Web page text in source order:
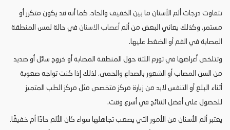
تتفاوت درجات ألم الأسنان ما بين الخفيف والحاد، كما أنه قد يكون متكرر أو
مستمر. وكذلك يعاني البعض من ألم أعصاب الاسنان في حالة لمس المنطقة
المصابة في الفم أو الضغط عليها.
وتتلخص أعراضها في تورم اللثة حول المنطقة المصابة أو خروج سائل أو صديد
من السن المصاب أو الشعور بالصداع والحمى. لذلك إذا كنت تواجه صعوبة
أثناء البلع أو التنفس لابد من زيارة مركز متخصص مثل مركز الطب المتميز
للحصول على أفضل النتائج في أسرع وقت.
يعتبر ألم الأسنان من الأمور التي يصعب تجاهلها سواء كان الألم حادًا أم خفيفًا.